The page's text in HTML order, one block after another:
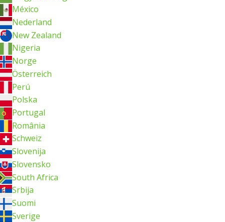
México
Nederland
New Zealand
Nigeria
Norge
Österreich
Perú
Polska
Portugal
România
Schweiz
Slovenija
Slovensko
South Africa
Srbija
Suomi
Sverige